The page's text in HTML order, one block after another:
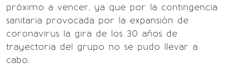
próximo a vencer, ya que por la contingencia
sanitaria provocada por la expansión de
coronavirus la gira de los 30 años de
trayectoria del grupo no se pudo llevar a
cabo.